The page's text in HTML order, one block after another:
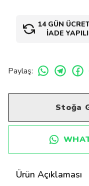
14 GÜN
İADE
Paylaş:
Stoğa
Ürün Açıklaması